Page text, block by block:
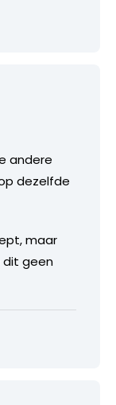
andere
dezelfde
maar
dit geen